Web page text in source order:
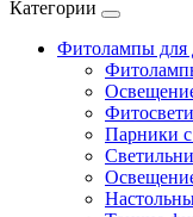
Категории
Фитолампы для
Парники с